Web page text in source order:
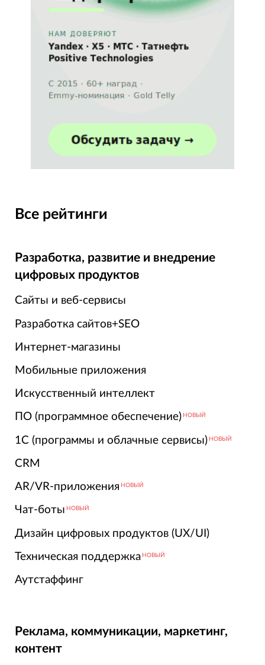
Все рейтинги
Разработка, развитие и внедрение
цифровых продуктов
Сайты и веб-сервисы
Разработка сайтов+SEO
Интернет-магазины
Мобильные приложения
Искусственный интеллект
ПО (программное обеспечение) НОВЫЙ
1С (программы и облачные сервисы) НОВЫЙ
CRM
AR/VR-приложения НОВЫЙ
Чат-боты НОВЫЙ
Дизайн цифровых продуктов (UX/UI)
Техническая поддержка НОВЫЙ
Аутстаффинг
Реклама, коммуникации, маркетинг,
контент